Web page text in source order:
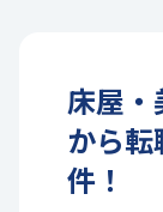
床屋・
から
件！